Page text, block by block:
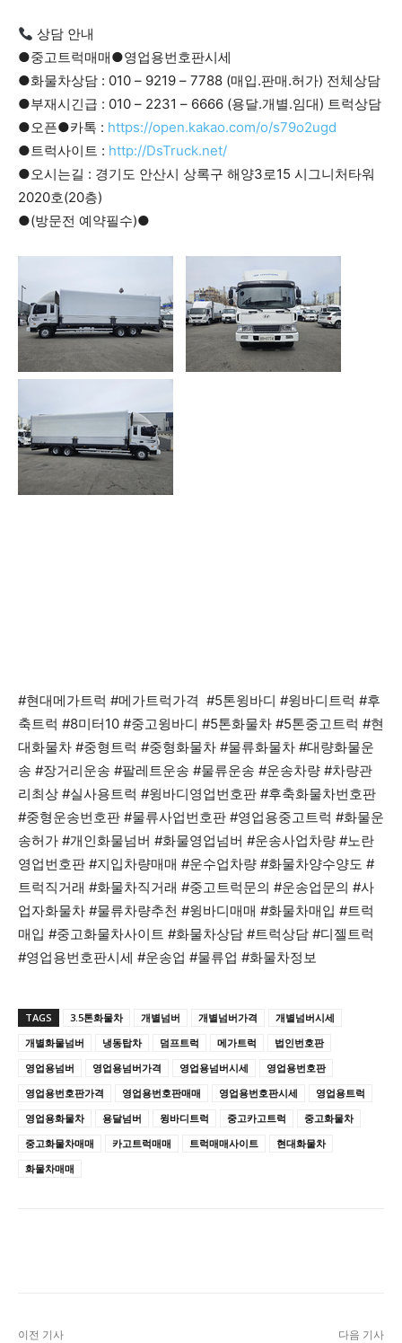
상담 안내
●중고트럭매매●영업용번호판시세
●화물차상담 : 010 – 9219 – 7788 (매입.판매.허가) 전체상담
●부재시긴급 : 010 – 2231 – 6666 (용달.개별.임대) 트럭상담
●오픈●카톡 : https://open.kakao.com/o/s79o2ugd
●트럭사이트 : http://DsTruck.net/
●오시는길 : 경기도 안산시 상록구 해양3로15 시그니처타워
2020호(20층)
●(방문전 예약필수)●
#현대메가트럭 #메가트럭가격 #5톤윙바디 #윙바디트럭 #후
축트럭 #8미터10 #중고윙바디 #5톤화물차 #5톤중고트럭 #현
대화물차 #중형트럭 #중형화물차 #물류화물차 #대량화물운
송 #장거리운송 #팔레트운송 #물류운송 #운송차량 #차량관
리최상 #실사용트럭 #윙바디영업번호판 #후축화물차번호판
#중형운송번호판 #물류사업번호판 #영업용중고트럭 #화물운
송허가 #개인화물넘버 #화물영업넘버 #운송사업차량 #노란
영업번호판 #지입차량매매 #운수업차량 #화물차양수양도 #
트럭직거래 #화물차직거래 #중고트럭문의 #운송업문의 #사
업자화물차 #물류차량추천 #윙바디매매 #화물차매입 #트럭
매입 #중고화물차사이트 #화물차상담 #트럭상담 #디젤트럭
#영업용번호판시세 #운송업 #물류업 #화물차정보
TAGS 3.5톤화물차 개별넘버 개별넘버가격
개별넘버시세
개별화물넘버
냉동탑차 덤프트럭 메가트럭
법인번호판
영업용넘버
영업용넘버가격 영업용넘버시세
영업용번호판
영업용번호판가격
영업용번호판매매 영업용번호판시세
영업용트럭
영업용화물차
용달넘버 윙바디트럭 중고카고트럭
중고화물차
중고화물차매매
카고트럭매매 트럭매매사이트
현대화물차
화물차매매
이전 기사 다음 기사